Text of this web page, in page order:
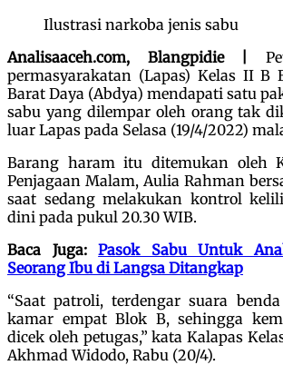
Ilustrasi narkoba jenis sabu
Analisaaceh.com, Blangpidie |
permasyarakatan (Lapas) Kelas II B
Barat Daya (Abdya) mendapati satu
sabu yang dilempar oleh orang tak
luar Lapas pada Selasa (19/4/2022)
Barang haram itu ditemukan oleh
Penjagaan Malam, Aulia Rahman
saat sedang melakukan kontrol
dini pada pukul 20.30 WIB.
Baca Juga:Pasok Sabu Untuk
Seorang Ibu di Langsa Ditangkap
“Saat patroli, terdengar suara
kamar empat Blok B, sehingga
dicek oleh petugas,” kata Kalapas
Akhmad Widodo, Rabu (20/4).